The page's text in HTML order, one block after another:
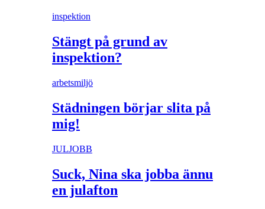
inspektion
Stängt på grund av
inspektion?
arbetsmiljö
Städningen börjar slita på
mig!
JULJOBB
Suck, Nina ska jobba ännu
en julafton